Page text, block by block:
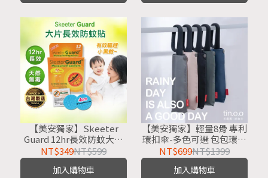
【美安獨家】Skeeter
Guard 12hr長效防蚊大大
貼片 兒童戶外防蚊貼防蚊
神器 露營野餐出遊必備
NT$349NT$599
加入購物車
【美安獨家】輕量8骨 專利
環扣傘-多色可選 包包環扣
傘 8骨環扣傘 勾勾傘/折疊
傘/摺疊傘/自動折傘/雨傘/
防曬傘/大傘
NT$699NT$1399
加入購物車